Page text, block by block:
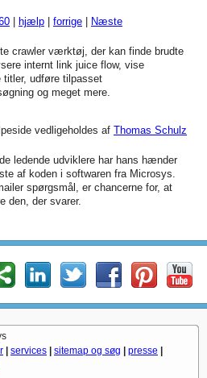
hjælp forrige Næste
crawler værktøj, der kan finde brudte
internt link juice flow, vise
titler, udføre tilpasset
og meget mere.
vedligeholdes af Thomas Schulz
ledende udviklere har hans hænder
af koden i softwaren fra Microsys.
spørgsmål, er chancerne for, at
den, der svarer.
services sitemap og søg presse